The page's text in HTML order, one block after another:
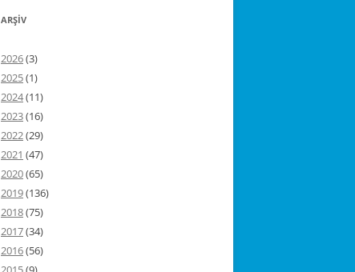
ARŞIV
2026(3)
2025(1)
2024(11)
2023(16)
2022(29)
2021 (47)
2020(65)
2019(136)
2018(75)
2017(34)
2016(56)